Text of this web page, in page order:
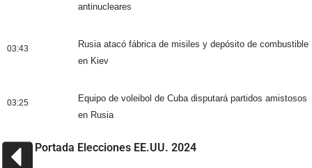
antinucleares
03:43
Rusia atacó fábrica de misiles y depósito de combustible
en Kiev
03:25
Equipo de voleibol de Cuba disputará partidos amistosos
en Rusia
Portada Elecciones EE.UU. 2024